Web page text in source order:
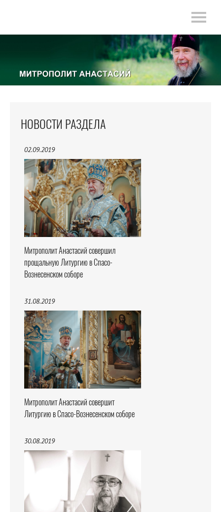
НОВОСТИ РАЗДЕЛА
02.09.2019
Митрополит Анастасий совершил
прощальную Литургию в Спасо-
Вознесенском соборе
31.08.2019
Митрополит Анастасий совершит
Литургию в Спасо-Вознесенском соборе
30.08.2019